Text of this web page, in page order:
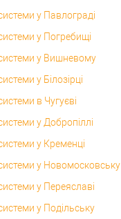
у Павлограді
у Погребищі
у Вишневому
у Білозірці
в Чугуєві
у Добропіллі
у Кременці
у Новомосковську
у Переяславі
у Подільську